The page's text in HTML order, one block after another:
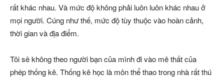
rất khác nhau. Và mức độ không phải luôn luôn khác nhau ở
mọi người. Cúng như thế, mức độ tùy thuộc vào hoàn cảnh,
thời gian và địa điểm.
Tôi sẽ không theo người bạn của mình đi vào mê thất của
phép thống kê. Thống kê học là môn thể thao trong nhà rất thú